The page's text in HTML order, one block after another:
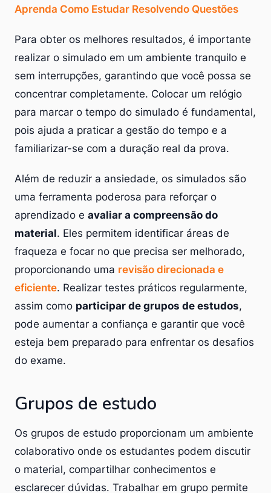
Aprenda Como Estudar Resolvendo Questões
Para obter os melhores resultados, é importante
realizar o simulado em um ambiente tranquilo e
sem interrupções, garantindo que você possa se
concentrar completamente. Colocar um relógio
para marcar o tempo do simulado é fundamental,
pois ajuda a praticar a gestão do tempo e a
familiarizar-se com a duração real da prova.
Além de reduzir a ansiedade, os simulados são
uma ferramenta poderosa para reforçar o
aprendizado e avaliar a compreensão do
material. Eles permitem identificar áreas de
fraqueza e focar no que precisa ser melhorado,
proporcionando uma revisão direcionada e
eficiente. Realizar testes práticos regularmente,
assim como participar de grupos de estudos,
pode aumentar a confiança e garantir que você
esteja bem preparado para enfrentar os desafios
do exame.
Grupos de estudo
Os grupos de estudo proporcionam um ambiente
colaborativo onde os estudantes podem discutir
o material, compartilhar conhecimentos e
esclarecer dúvidas. Trabalhar em grupo permite